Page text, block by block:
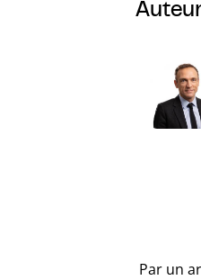
Par un